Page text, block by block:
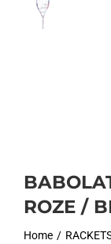
ROZE /
Home